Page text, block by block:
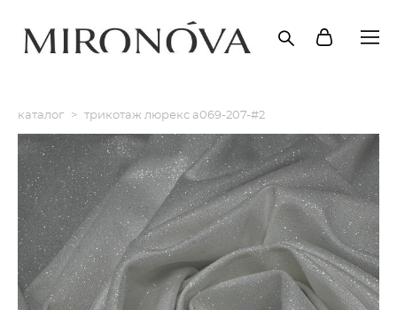
каталог > трикотаж люрекс a069-207-#2